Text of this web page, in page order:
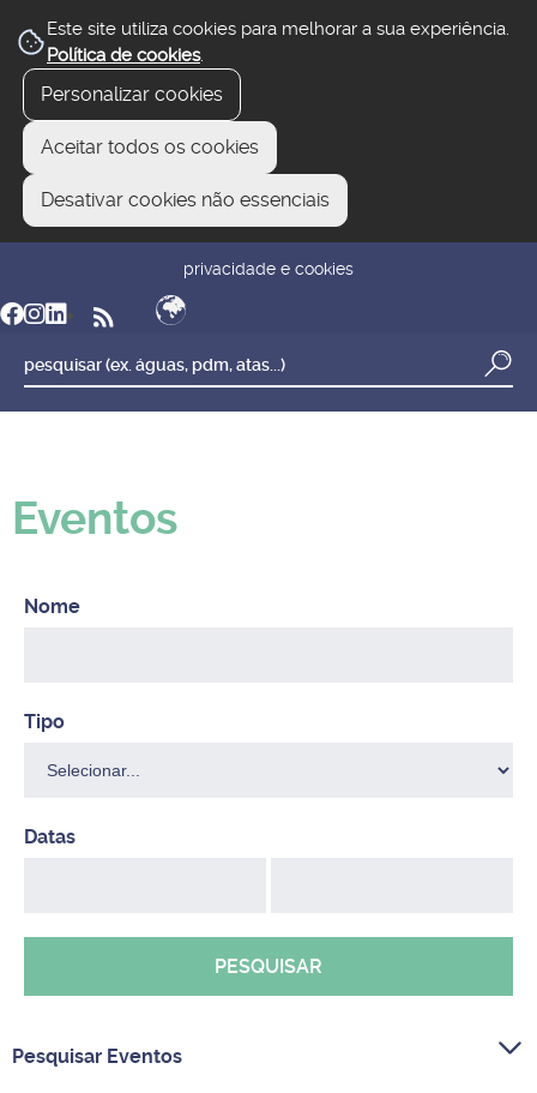
Este site utiliza cookies para melhorar a sua experiência.
Política de cookies.
Personalizar cookies
Aceitar todos os cookies
Desativar cookies não essenciais
privacidade e cookies
Eventos
PESQUISAR
Pesquisar Eventos